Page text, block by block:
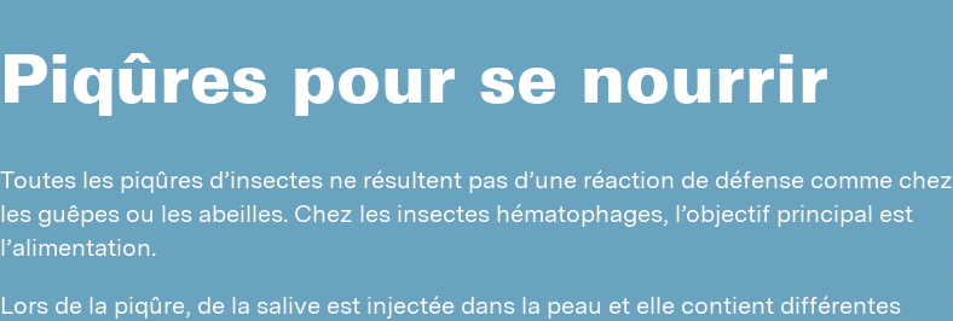
LO2
Login PestPılot
Piqûres pour se nourrir
Toutes les piqûres d’insectes ne résultent pas d’une réaction de défense comme chez
les guêpes ou les abeilles. Chez les insectes hématophages, l’objectif principal est
l’alimentation.
Lors de la piqûre, de la salive est injectée dans la peau et elle contient différentes